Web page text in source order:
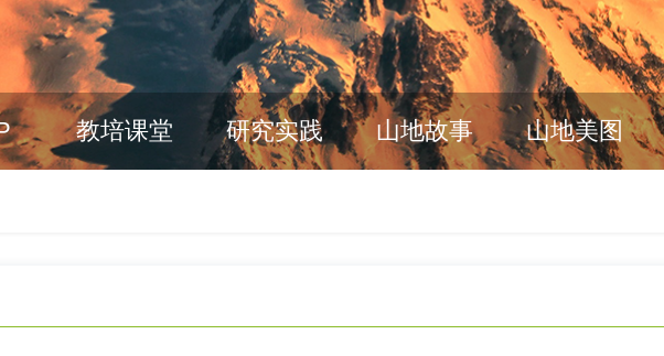
教培课堂 研究实践 山地故事 山地美图